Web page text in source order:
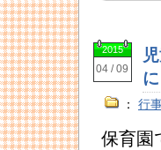
2015
04 / 09
： 行
保育園